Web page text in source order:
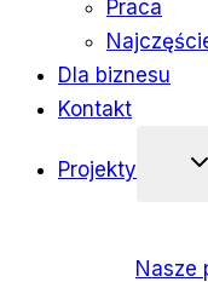
Praca
Dla biznesu
Kontakt
Projekty
Nasze